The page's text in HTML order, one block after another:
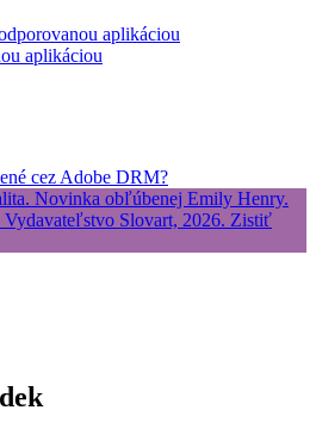
aplikáciou
aplikáciou
cez Adobe DRM?